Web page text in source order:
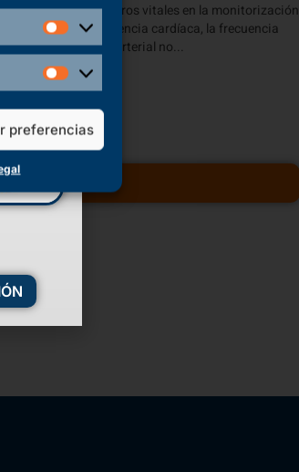
preferencias
principales parámetros vitales en la monitorización
invasiva son la frecuencia cardíaca, la frecuencia
la presión arterial no...